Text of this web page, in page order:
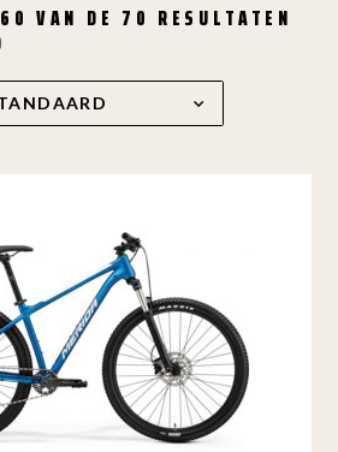
VAN DE 70 RESULTATEN